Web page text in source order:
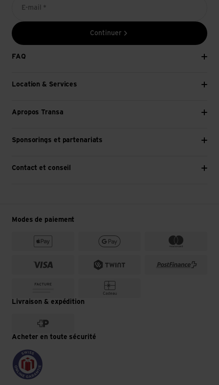
E-mail *
Continuer
FAQ
Location & Services
Apropos Transa
Sponsorings et partenariats
Contact et conseil
Modes de paiement
Livraison & expédition
Acheter en toute sécurité